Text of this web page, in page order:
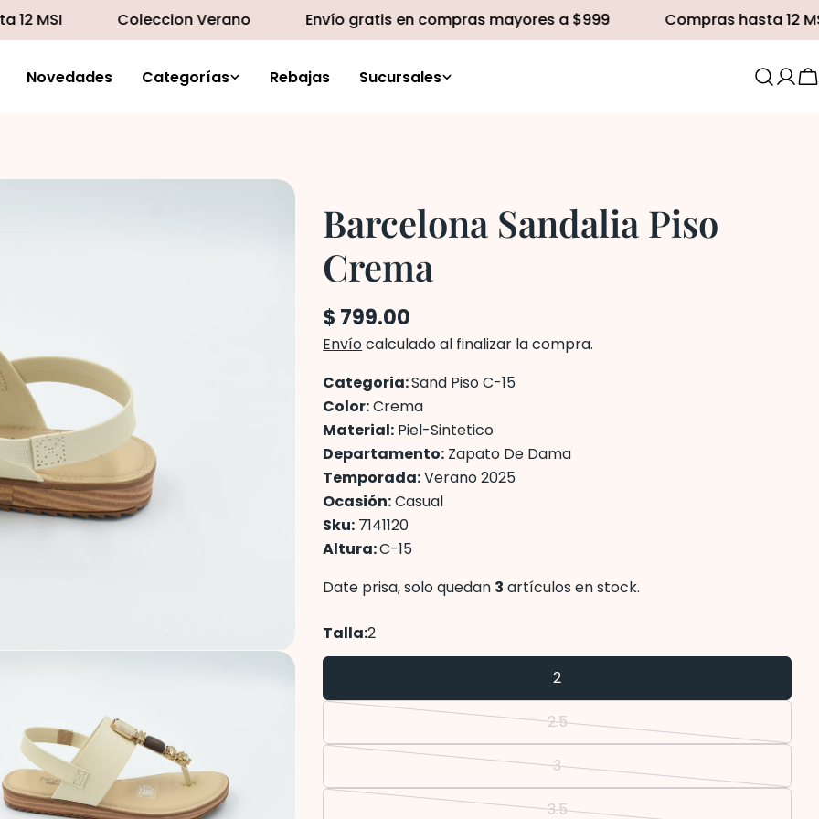
Coleccion Verano Envío gratis en compras mayores a $999 Compras hasta 12 MSI
Novedades Categorías Rebajas Sucursales
2 en modal
Barcelona Sandalia Piso
Crema
Precio
regular
$ 799.00
Envíocalculado al finalizar la compra.
Categoria:Sand Piso C-15
Color:Crema
Material: Piel-Sintetico
Departamento: Zapato De Dama
Temporada:Verano 2025
Ocasión:Casual
Sku: 7141120
Altura:C-15
Date prisa, solo quedan 3 artículos en stock.
Talla:2
2
2.5Variante
agotada
no
3Variante
agotada
3.5
Hacer una pregunta
nombre
Tu
correo
Su